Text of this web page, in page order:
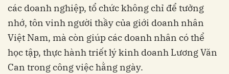
các doanh nghiệp, tổ chức không chỉ để tưởng
nhớ, tôn vinh người thầy của giới doanh nhân
Việt Nam, mà còn giúp các doanh nhân có thể
học tập, thực hành triết lý kinh doanh Lương Văn
Can trong công việc hằng ngày.